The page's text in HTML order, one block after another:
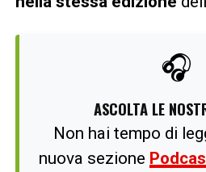
🎧
ASCOLTA LE
Non hai tempo di
nuova sezione